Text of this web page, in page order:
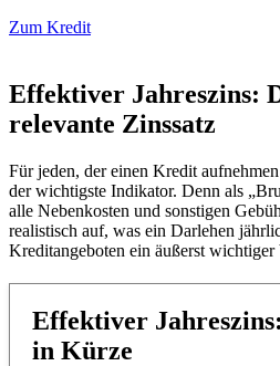
Zum Kredit
Effektiver Jahreszins:
relevante Zinssatz
Für jeden, der einen Kredit
der wichtigste Indikator. Denn als
alle Nebenkosten und sonstigen
realistisch auf, was ein Darlehen
Kreditangeboten ein äußerst wichtiger
Effektiver
in Kürze